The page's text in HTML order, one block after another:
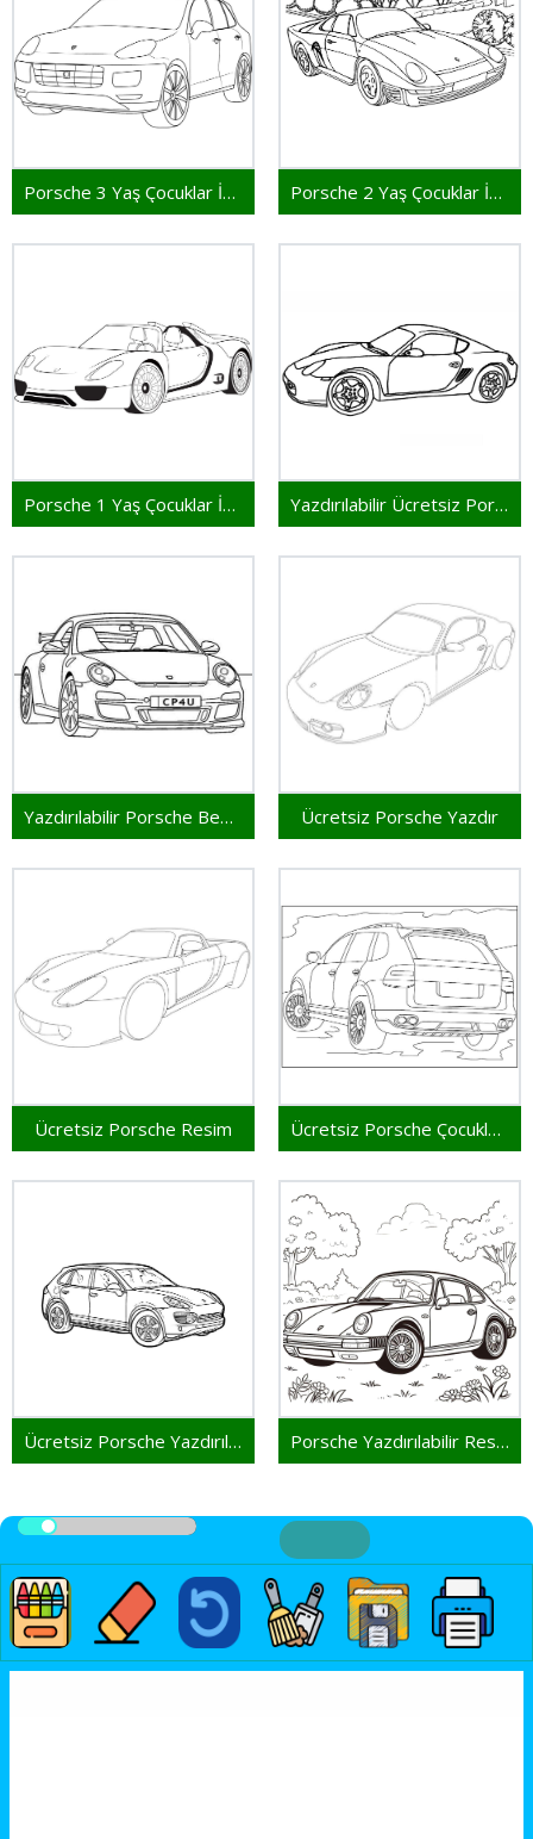
Porsche 3 Yaş Çocuklar İçin Porsche 2 Yaş Çocuklar İçin
Porsche 1 Yaş Çocuklar İçin Yazdırılabilir Ücretsiz Porsche
Yazdırılabilir Porsche Bedava Ücretsiz Porsche Yazdır
Ücretsiz Porsche Resim Ücretsiz Porsche Çocuklar İçin
Ücretsiz Porsche Yazdırılabilir Porsche Yazdırılabilir Resim